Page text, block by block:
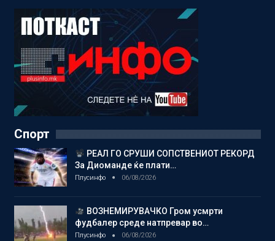
Спорт
РЕАЛ ГО СРУШИ СОПСТВЕНИОТ РЕКОРД
За Диоманде ќе плати…
Плусинфо 06/08/2026
ВОЗНЕМИРУВАЧКО Гром усмрти
фудбалер среде натпревар во…
Плусинфо 06/08/2026